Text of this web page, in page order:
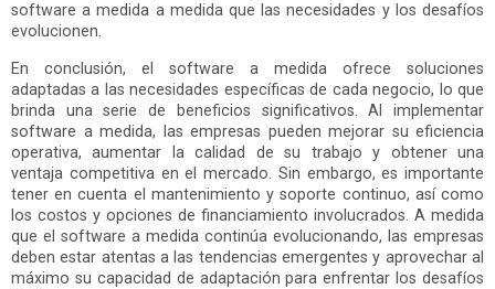
software a medida a medida que las necesidades y los desafíos
evolucionen.
En conclusión, el software a medida ofrece soluciones
adaptadas a las necesidades específicas de cada negocio, lo que
brinda una serie de beneficios significativos. Al implementar
software a medida, las empresas pueden mejorar su eficiencia
operativa, aumentar la calidad de su trabajo y obtener una
ventaja competitiva en el mercado. Sin embargo, es importante
tener en cuenta el mantenimiento y soporte continuo, así como
los costos y opciones de financiamiento involucrados. A medida
que el software a medida continúa evolucionando, las empresas
deben estar atentas a las tendencias emergentes y aprovechar al
máximo su capacidad de adaptación para enfrentar los desafíos